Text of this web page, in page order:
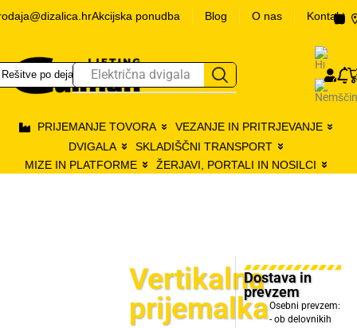
Akcijska ponudba Blog O nas Kontakt
Rešitve po dejavnostihElektrična dvigala 0
PRIJEMANJE TOVORA
VEZANJE IN PRITRJEVANJE
DVIGALA
SKLADIŠČNI TRANSPORT
MIZE IN PLATFORME
ŽERJAVI, PORTALI IN NOSILCI
Vertikalna
prijemalka
Dostava in
prevzem
Osebni prevzem:
- ob delovnikih